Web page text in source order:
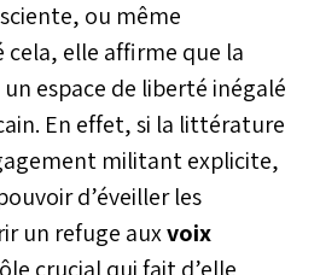
ou même
cela, elle affirme que la
espace de liberté inégalé
En effet, si la littérature
militant explicite,
d’éveiller les
un refuge auxvoix